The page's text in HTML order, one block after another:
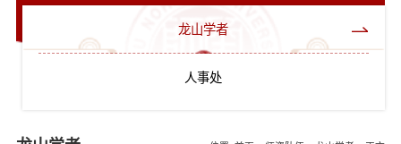
龙山学者
人事处